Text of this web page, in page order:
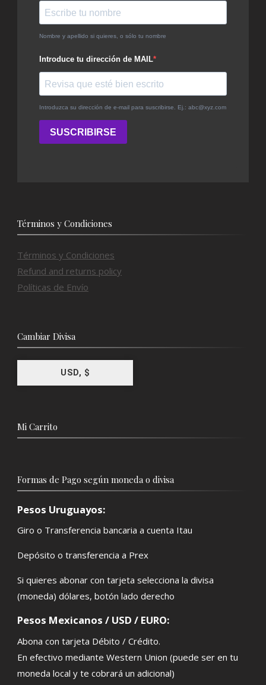
Términos y Condiciones
Términos y Condiciones
Refund and returns policy
Políticas de Envío
Cambiar Divisa
USD, $
Mi Carrito
Formas de Pago según moneda o divisa
Pesos Uruguayos:
Giro o Transferencia bancaria a cuenta Itau
Depósito o transferencia a Prex
Si quieres abonar con tarjeta selecciona la divisa
(moneda) dólares, botón lado derecho
Pesos Mexicanos / USD / EURO:
Abona con tarjeta Débito / Crédito.
En efectivo mediante Western Union (puede ser en tu
moneda local y te cobrará un adicional)